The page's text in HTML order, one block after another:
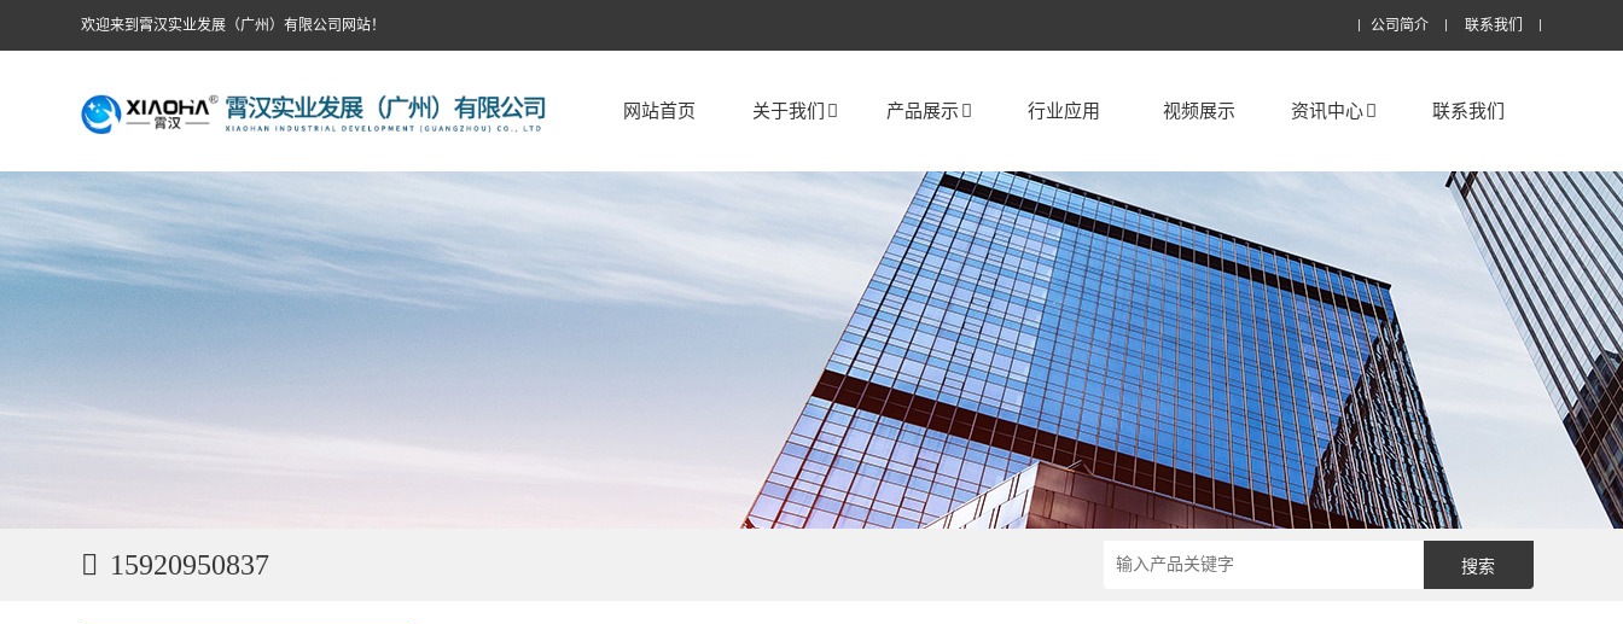
欢迎来到霄汉实业发展（广州）有限公司网站！ 公司简介 联系我们
网站首页 关于我们 产品展示 行业应用 视频展示 资讯中心 联系我们
15920950837